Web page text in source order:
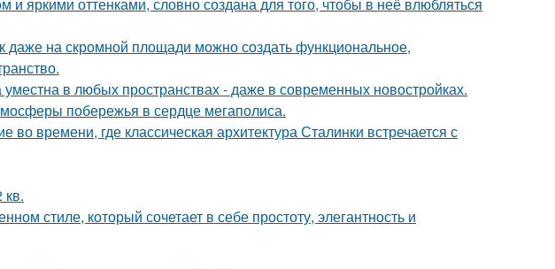
даже на скромной площади можно создать функциональное,
уместна в любых пространствах - даже в современных новостройках.
побережья в сердце мегаполиса.
во времени, где классическая архитектура Сталинки встречается с
стиле, который сочетает в себе простоту, элегантность и